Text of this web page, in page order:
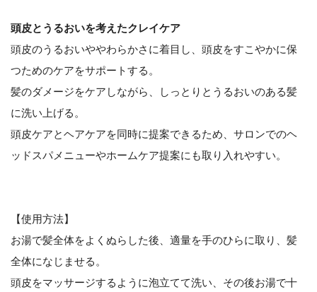
頭皮とうるおいを考えたクレイケア
頭皮のうるおいややわらかさに着目し、頭皮をすこやかに保
つためのケアをサポートする。
髪のダメージをケアしながら、しっとりとうるおいのある髪
に洗い上げる。
頭皮ケアとヘアケアを同時に提案できるため、サロンでのヘ
ッドスパメニューやホームケア提案にも取り入れやすい。
【使用方法】
お湯で髪全体をよくぬらした後、適量を手のひらに取り、髪
全体になじませる。
頭皮をマッサージするように泡立てて洗い、その後お湯で十